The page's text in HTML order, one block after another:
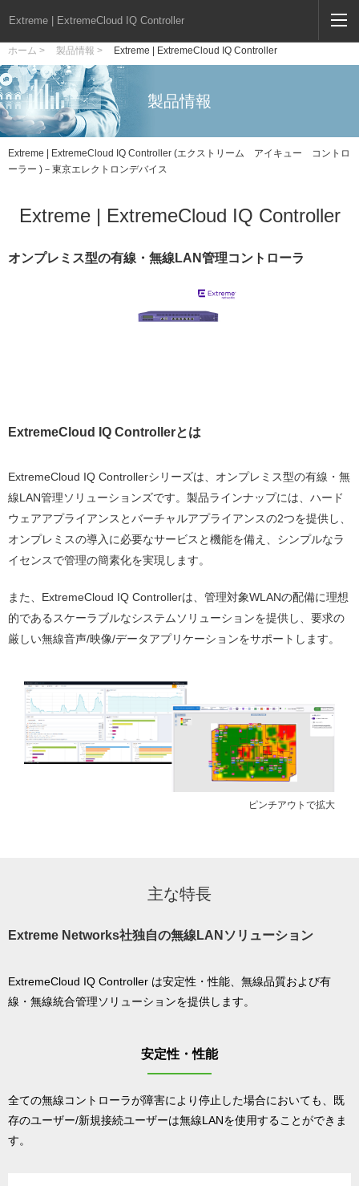
ホーム > 製品情報 > Extreme | ExtremeCloud IQ Controller
製品情報
Extreme | ExtremeCloud IQ Controller (エクストリーム アイキュー コントロ
ーラー )－東京エレクトロンデバイス
Extreme | ExtremeCloud IQ Controller
オンプレミス型の有線・無線LAN管理コントローラ
Extreme | ExtremeCloud IQ Controller
ExtremeCloud IQ Controllerとは
ExtremeCloud IQ Controllerシリーズは、オンプレミス型の有線・無
線LAN管理ソリューションズです。製品ラインナップには、ハード
ウェアアプライアンスとバーチャルアプライアンスの2つを提供し、
オンプレミスの導入に必要なサービスと機能を備え、シンプルなラ
イセンスで管理の簡素化を実現します。
また、ExtremeCloud IQ Controllerは、管理対象WLANの配備に理想
的であるスケーラブルなシステムソリューションを提供し、要求の
厳しい無線音声/映像/データアプリケーションをサポートします。
ピンチアウトで拡大
主な特長
Extreme Networks社独自の無線LANソリューション
ExtremeCloud IQ Controller は安定性・性能、無線品質および有
線・無線統合管理ソリューションを提供します。
安定性・性能
全ての無線コントローラが障害により停止した場合においても、既
存のユーザー/新規接続ユーザーは無線LANを使用することができま
す。